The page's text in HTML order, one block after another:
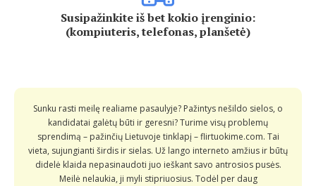
Susipažinkite iš bet kokio įrenginio:
(kompiuteris, telefonas, planšetė)
Sunku rasti meilę realiame pasaulyje? Pažintys nešildo sielos, o
kandidatai galėtų būti ir geresni? Turime visų problemų
sprendimą – pažinčių Lietuvoje tinklapį – flirtuokime.com. Tai
vieta, sujungianti širdis ir sielas. Už lango interneto amžius ir būtų
didelė klaida nepasinaudoti juo ieškant savo antrosios pusės.
Meilė nelaukia, ji myli stipriuosius. Todėl per daug